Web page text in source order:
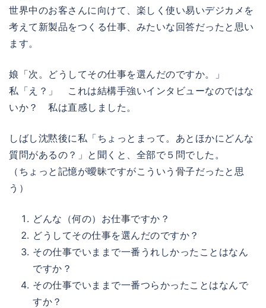
世界中のお客さんに向けて、楽しく使い易いデジカメを
考えて新製品をつくる仕事、みたいな回答だったと思い
ます。
娘「次。どうしてその仕事を選んだのですか。」
私「え？」 これは結構手強いインタビューなのではな
いか？ 私は直感しました。
しばし沈黙後に私「ちょっとまって。あとほかにどんな
質問があるの？」と聞くと、全部で５問でした。
（ちょっと記憶が曖昧ですがこういう骨子だったと思
う）
どんな（何の）お仕事ですか？
どうしてその仕事を選んだのですか？
その仕事でいままで一番うれしかったことはなん
ですか？
その仕事でいままで一番つらかったことはなんで
すか？